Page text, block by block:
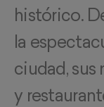
histórico.
la
ciudad, sus
y